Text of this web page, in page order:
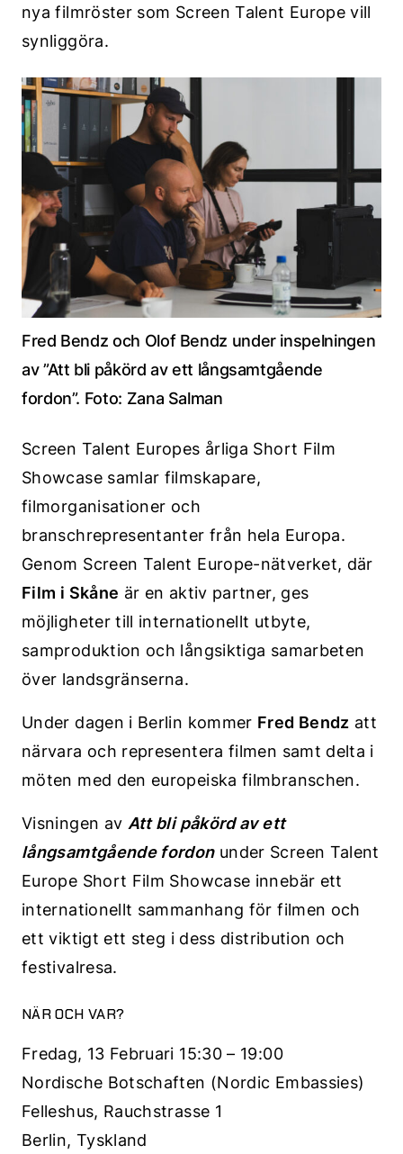
nya filmröster som Screen Talent Europe vill
synliggöra.
Fred Bendz och Olof Bendz under inspelningen
av ”Att bli påkörd av ett långsamtgående
fordon”. Foto: Zana Salman
Screen Talent Europes årliga Short Film
Showcase samlar filmskapare,
filmorganisationer och
branschrepresentanter från hela Europa.
Genom Screen Talent Europe-nätverket, där
Film i Skåne är en aktiv partner, ges
möjligheter till internationellt utbyte,
samproduktion och långsiktiga samarbeten
över landsgränserna.
Under dagen i Berlin kommer Fred Bendz att
närvara och representera filmen samt delta i
möten med den europeiska filmbranschen.
Visningen av Att bli påkörd av ett
långsamtgående fordonunder Screen Talent
Europe Short Film Showcase innebär ett
internationellt sammanhang för filmen och
ett viktigt ett steg i dess distribution och
festivalresa.
NÄR OCH VAR?
Fredag, 13 Februari 15:30 – 19:00
Nordische Botschaften (Nordic Embassies)
Felleshus, Rauchstrasse 1
Berlin, Tyskland